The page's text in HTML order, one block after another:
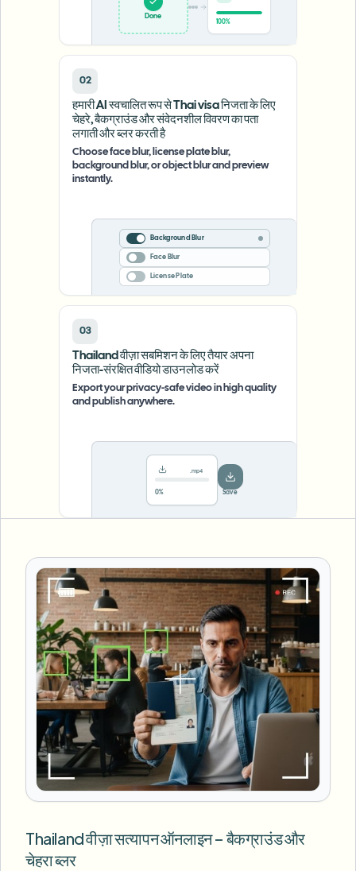
Done
100%
02
हमारी AI स्वचालित रूप से Thai visa निजता के लिए
चेहरे, बैकग्राउंड और संवेदनशील विवरण का पता
लगाती और ब्लर करती है
Choose face blur, license plate blur,
background blur, or object blur and preview
instantly.
Background Blur
Face Blur
License Plate
03
Thailand वीज़ा सबमिशन के लिए तैयार अपना
निजता-संरक्षित वीडियो डाउनलोड करें
Export your privacy-safe video in high quality
and publish anywhere.
.mp4
78% ···
Thailand वीज़ा सत्यापन ऑनलाइन – बैकग्राउंड और
चेहरा ब्लर